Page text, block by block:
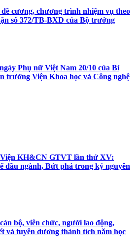
cương, chương trình nhiệm vụ theo
số 372/TB-BXD của Bộ trưởng
Phụ nữ Việt Nam 20/10 của Bí
trưởng Viện Khoa học và Công nghệ
KH&CN GTVT lần thứ XV:
đầu ngành, Bứt phá trong kỷ nguyên
bộ, viên chức, người lao động,
và tuyên dương thành tích năm học